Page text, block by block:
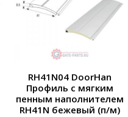
RH41N04 DoorHan
Профиль с мягким
пенным наполнителем
RH41N бежевый (п/м)